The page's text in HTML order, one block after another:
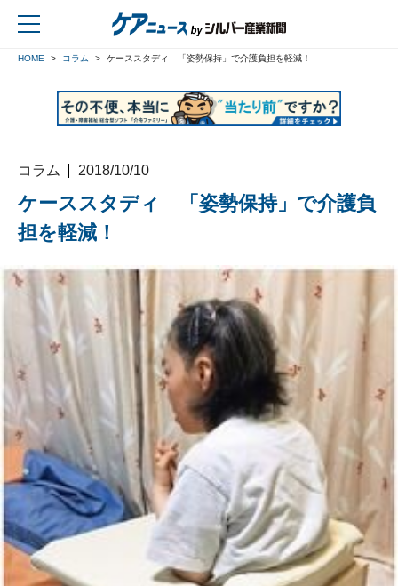
HOME コラム ケーススタディ 「姿勢保持」で介護負担を軽減！
コラム 2018/10/10
ケーススタディ 「姿勢保持」で介護負
担を軽減！